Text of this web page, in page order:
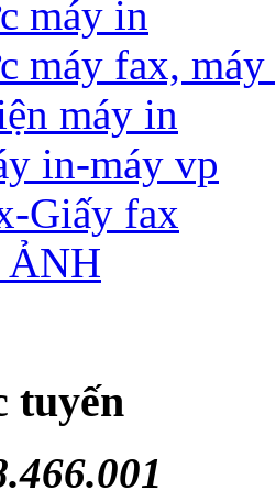
máy in
máy fax, máy
máy in
in-máy vp
Giấy fax
tuyến
6.001